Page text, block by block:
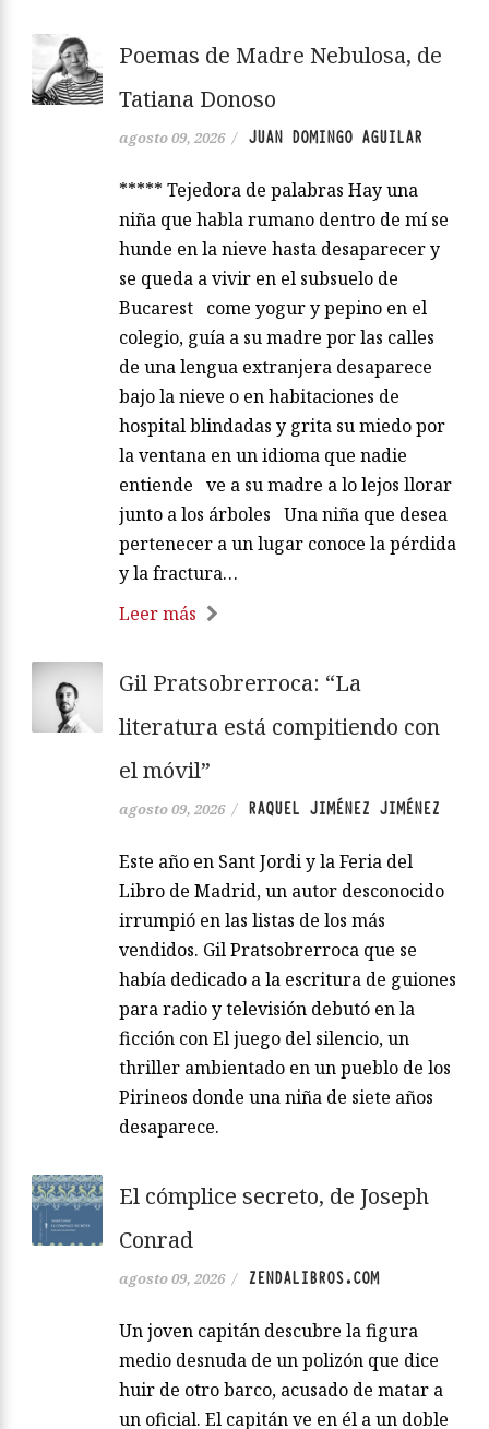
Poemas de Madre Nebulosa, de
Tatiana Donoso
agosto 09, 2026 / JUAN DOMINGO AGUILAR
***** Tejedora de palabras Hay una
niña que habla rumano dentro de mí se
hunde en la nieve hasta desaparecer y
se queda a vivir en el subsuelo de
Bucarest come yogur y pepino en el
colegio, guía a su madre por las calles
de una lengua extranjera desaparece
bajo la nieve o en habitaciones de
hospital blindadas y grita su miedo por
la ventana en un idioma que nadie
entiende ve a su madre a lo lejos llorar
junto a los árboles Una niña que desea
pertenecer a un lugar conoce la pérdida
y la fractura…
Leer más
Gil Pratsobrerroca: “La
literatura está compitiendo con
el móvil”
agosto 09, 2026 / RAQUEL JIMÉNEZ JIMÉNEZ
Este año en Sant Jordi y la Feria del
Libro de Madrid, un autor desconocido
irrumpió en las listas de los más
vendidos. Gil Pratsobrerroca que se
había dedicado a la escritura de guiones
para radio y televisión debutó en la
ficción con El juego del silencio, un
thriller ambientado en un pueblo de los
Pirineos donde una niña de siete años
desaparece.
El cómplice secreto, de Joseph
Conrad
agosto 09, 2026 / ZENDALIBROS.COM
Un joven capitán descubre la figura
medio desnuda de un polizón que dice
huir de otro barco, acusado de matar a
un oficial. El capitán ve en él a un doble